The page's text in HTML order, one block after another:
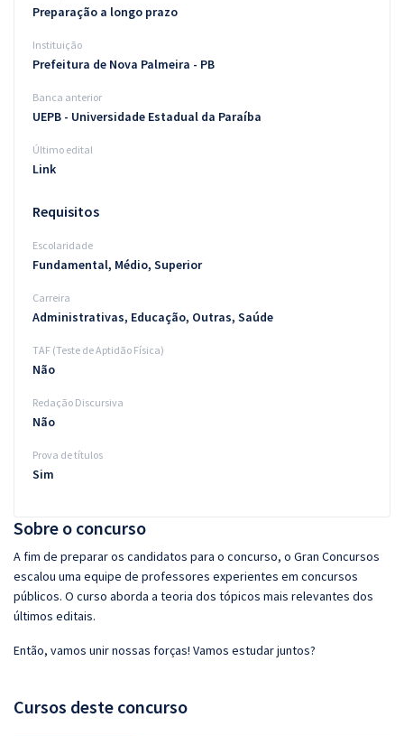
Conteúdo gratuito
Blog
Sobre o concurso
A fim de preparar os candidatos para o concurso, o Gran Concursos
escalou uma equipe de professores experientes em concursos
públicos. O curso aborda a teoria dos tópicos mais relevantes dos
últimos editais.
Então, vamos unir nossas forças! Vamos estudar juntos?
Cursos deste concurso
Preparação a longo prazo
Instituição
Prefeitura de Nova Palmeira - PB
Banca anterior
UEPB - Universidade Estadual da Paraíba
Último edital
Link
Requisitos
Escolaridade
Fundamental, Médio, Superior
Carreira
Administrativas, Educação, Outras, Saúde
TAF (Teste de Aptidão Física)
Não
Redação Discursiva
Não
Prova de títulos
Sim